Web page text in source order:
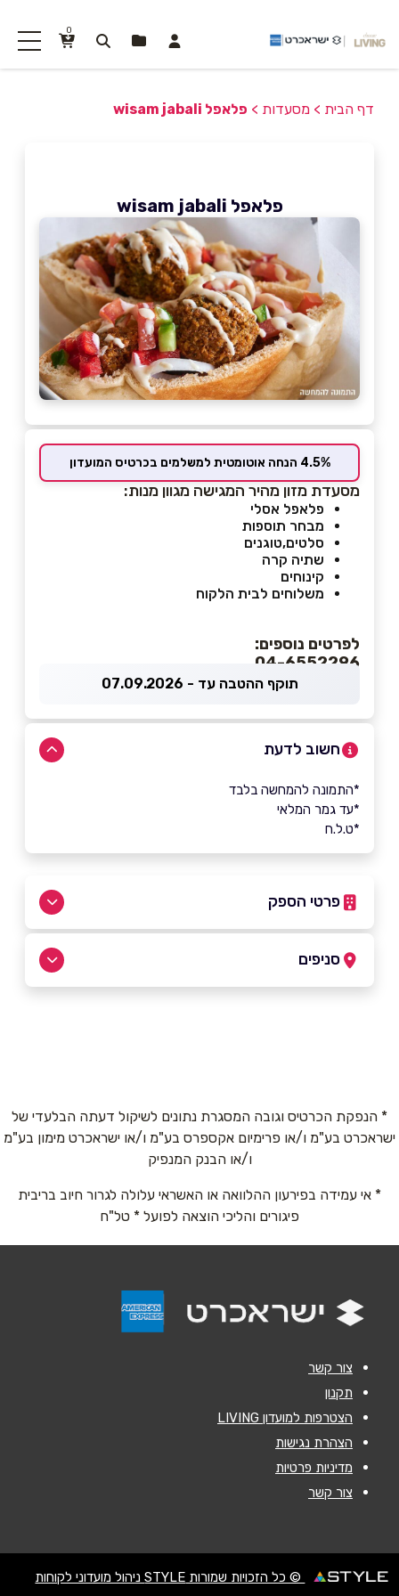
0
דף הבית > מסעדות > פלאפל wisam jabali
פלאפל wisam jabali
4.5% הנחה אוטומטית למשלמים בכרטיס המועדון
מסעדת מזון מהיר המגישה מגוון מנות:
פלאפל אסלי
מבחר תוספות
סלטים,טוגנים
שתיה קרה
קינוחים
משלוחים לבית הלקוח
לפרטים נוספים:
04-6552296
תוקף ההטבה עד - 07.09.2026
חשוב לדעת
*התמונה להמחשה בלבד
*עד גמר המלאי
*ט.ל.ח
פרטי הספק
אנא חזרו אלי בקשר ל...
שליחה
סניפים
* הנפקת הכרטיס וגובה המסגרת נתונים לשיקול דעתה הבלעדי של
ישראכרט בע"מ ו/או פרימיום אקספרס בע"מ ו/או ישראכרט מימון בע"מ
ו/או הבנק המנפיק
* אי עמידה בפירעון ההלוואה או האשראי עלולה לגרור חיוב בריבית
פיגורים והליכי הוצאה לפועל * טל"ח
צור קשר
תקנון
הצטרפות למועדון LIVING
הצהרת נגישות
מדיניות פרטיות
צור קשר
© כל הזכויות שמורות STYLE ניהול מועדוני לקוחות